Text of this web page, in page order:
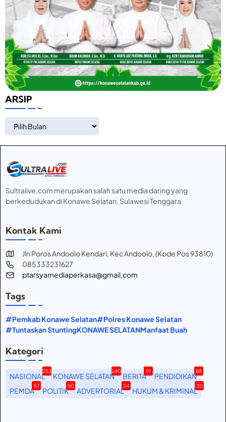
ARSIP
ARSIP
Sultralive.com merupakan salah satu media daring yang
berkedudukan di Konawe Selatan, Sulawesi Tenggara.
Kontak Kami
Jln Poros Andoolo Kendari, Kec Andoolo, (Kode Pos 93810)
085333231627
ptarsyamediaperkasa@gmail.com
Tags
#Pemkab Konawe Selatan#Polres Konawe Selatan
#Tuntaskan StuntingKONAWE SELATANManfaat Buah
Kategori
NASIONAL
253
KONAWE SELATAN
240
BERITA
91
PENDIDIKAN
88
PEMDA
57
POLITIK
50
ADVERTORIAL
24
HUKUM & KRIMINAL
20